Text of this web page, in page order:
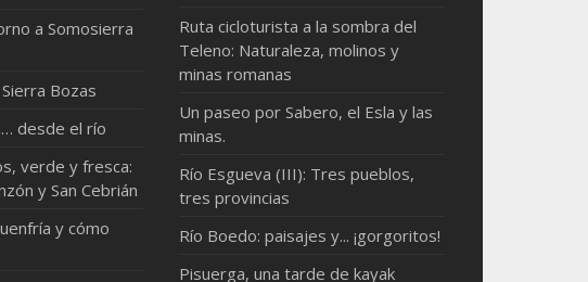
a Somosierra
Bozas
desde el río
verde y fresca:
y San Cebrián
y cómo
Ruta cicloturista a la sombra del
Teleno: Naturaleza, molinos y
minas romanas
Un paseo por Sabero, el Esla y las
minas.
Río Esgueva (III): Tres pueblos,
tres provincias
Río Boedo: paisajes y... ¡gorgoritos!
Pisuerga, una tarde de kayak